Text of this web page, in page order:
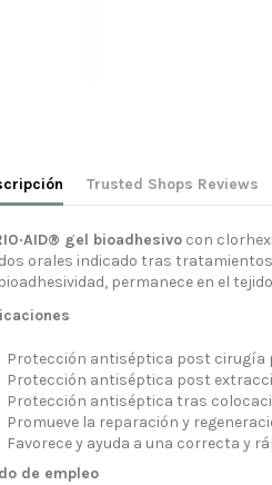
Trusted Shops Reviews
gel bioadhesivo con
orales indicado tras
permanece en el
Protección antiséptica post
Protección antiséptica post
Protección antiséptica tras
Promueve la reparación y
Favorece y ayuda a una correcta y
de empleo